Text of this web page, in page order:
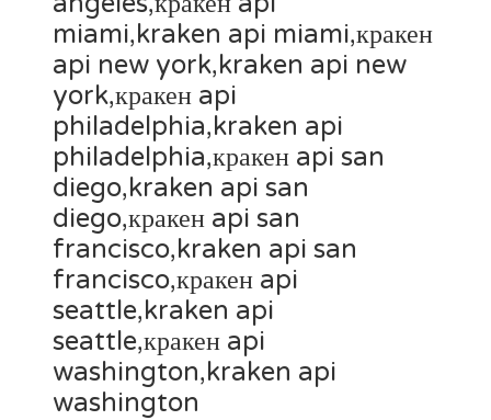
miami,kraken api miami,кракен
api new york,kraken api new
york,кракен api
philadelphia,kraken api
philadelphia,кракен api san
diego,kraken api san
diego,кракен api san
francisco,kraken api san
francisco,кракен api
seattle,kraken api
seattle,кракен api
washington,kraken api
washington